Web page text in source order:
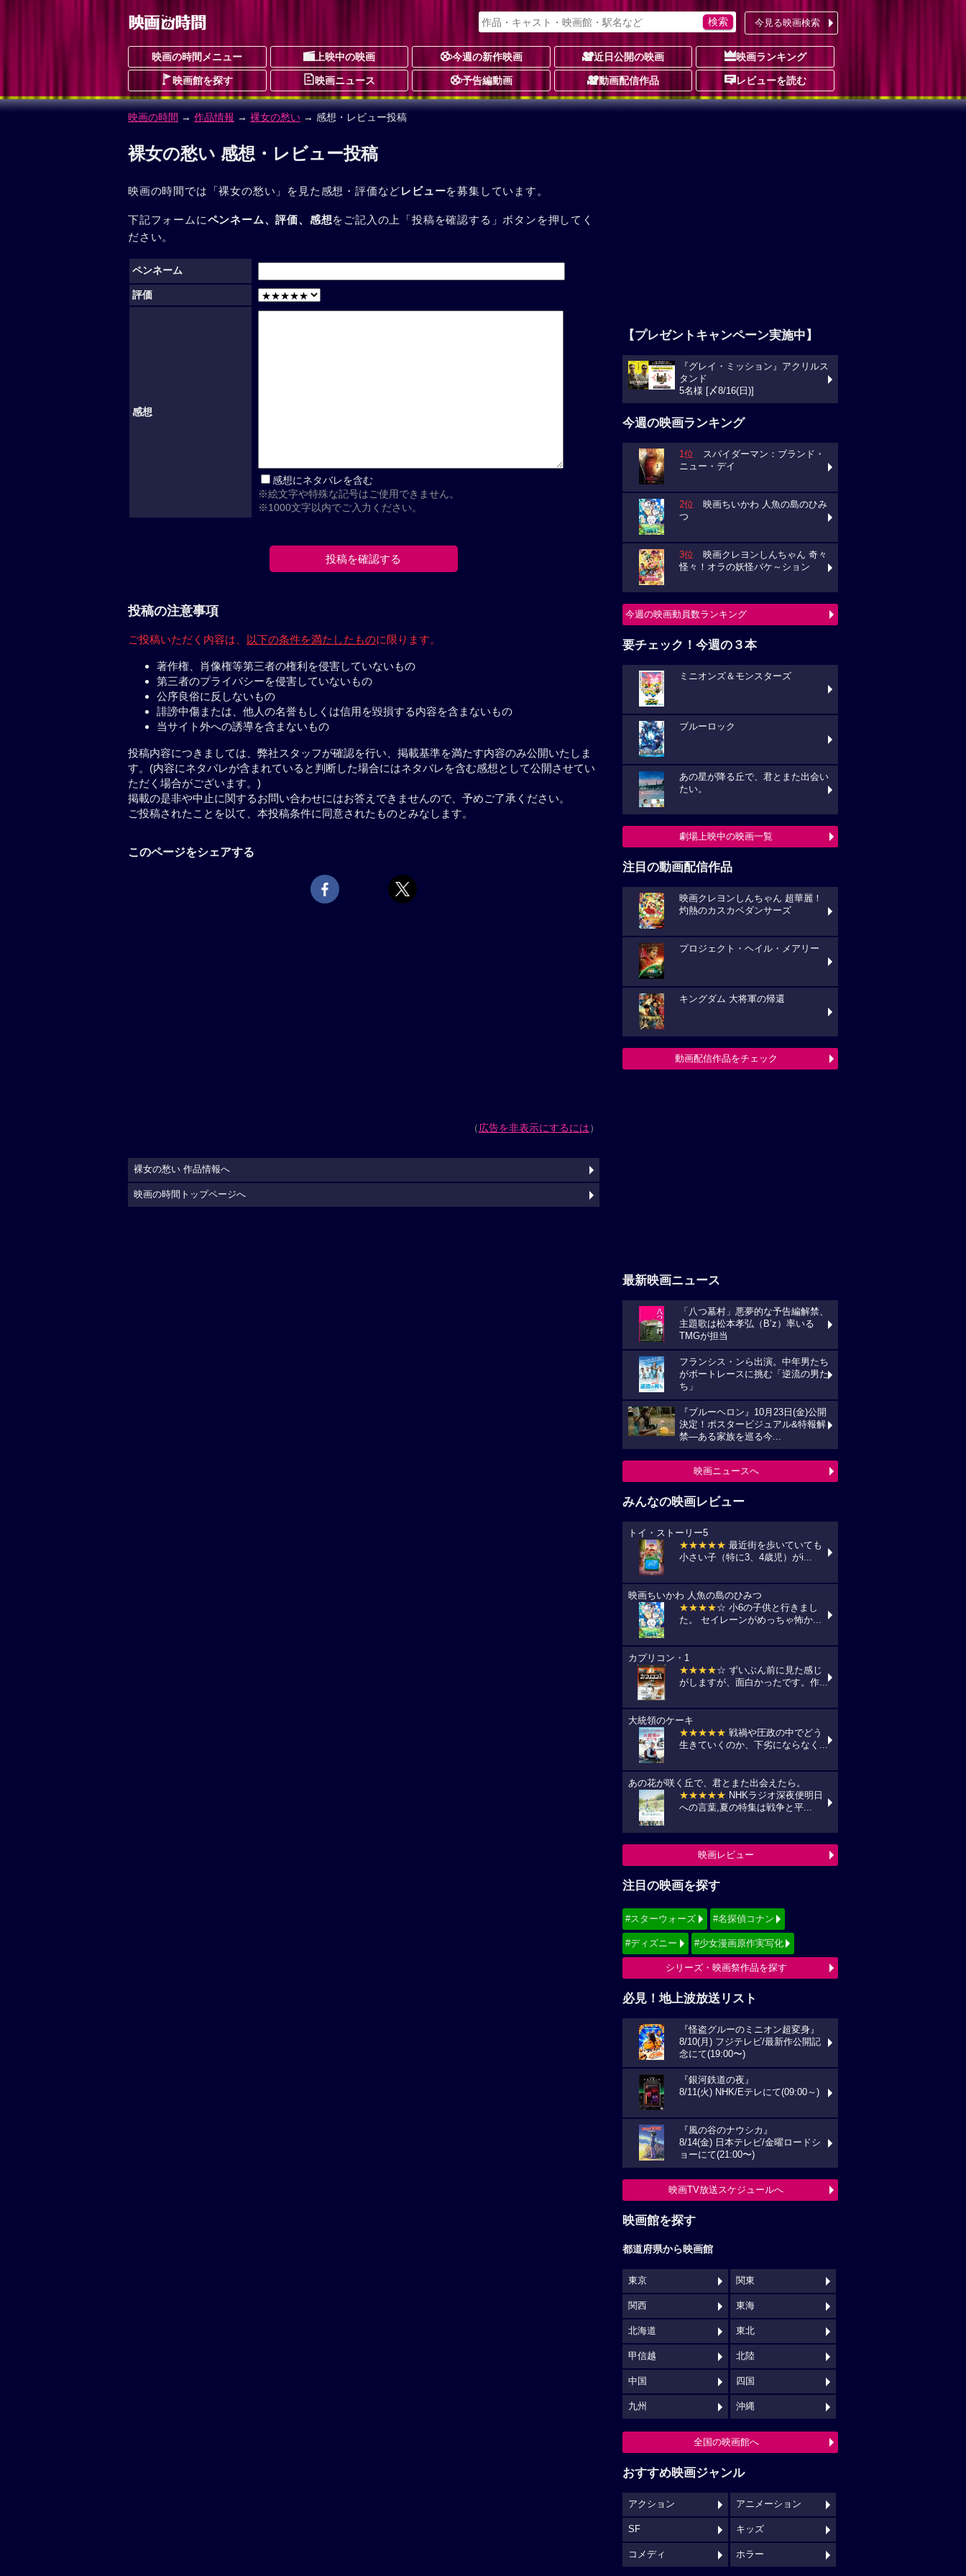
今見る映画検索
映画の時間メニュー 上映中の映画 今週の新作映画 近日公開の映画 映画ランキング
映画館を探す 映画ニュース 予告編動画 動画配信作品 レビューを読む
映画の時間 → 作品情報 → 裸女の愁い → 感想・レビュー投稿
裸女の愁い 感想・レビュー投稿
映画の時間では「裸女の愁い」を見た感想・評価などレビューを募集しています。
下記フォームにペンネーム、評価、感想をご記入の上「投稿を確認する」ボタンを押してく
ださい。
ペンネーム
評価
感想
感想にネタバレを含む
※絵文字や特殊な記号はご使用できません。
※1000文字以内でご入力ください。
投稿の注意事項
ご投稿いただく内容は、 以下の条件を満たしたものに限ります。
著作権、肖像権等第三者の権利を侵害していないもの
第三者のプライバシーを侵害していないもの
公序良俗に反しないもの
誹謗中傷または、他人の名誉もしくは信用を毀損する内容を含まないもの
当サイト外への誘導を含まないもの
投稿内容につきましては、弊社スタッフが確認を行い、掲載基準を満たす内容のみ公開いたしま
す。(内容にネタバレが含まれていると判断した場合にはネタバレを含む感想として公開させてい
ただく場合がございます。)
掲載の是非や中止に関するお問い合わせにはお答えできませんので、予めご了承ください。
ご投稿されたことを以て、本投稿条件に同意されたものとみなします。
このページをシェアする
（広告を非表示にするには）
【プレゼントキャンペーン実施中】
『グレイ・ミッション』アクリルス
タンド
5名様 [〆8/16(日)]
今週の映画ランキング
1位 スパイダーマン：ブランド・
ニュー・デイ
2位 映画ちいかわ 人魚の島のひみ
つ
3位 映画クレヨンしんちゃん 奇々
怪々！オラの妖怪バケ～ション
今週の映画動員数ランキング
要チェック！今週の３本
ミニオンズ＆モンスターズ
ブルーロック
あの星が降る丘で、君とまた出会い
たい。
劇場上映中の映画一覧
注目の動画配信作品
映画クレヨンしんちゃん 超華麗！
灼熱のカスカベダンサーズ
プロジェクト・ヘイル・メアリー
キングダム 大将軍の帰還
動画配信作品をチェック
最新映画ニュース
「八つ墓村」悪夢的な予告編解禁、
主題歌は松本孝弘（B’z）率いる
TMGが担当
フランシス・ンら出演。中年男たち
がボートレースに挑む「逆流の男た
ち」
『ブルーヘロン』10月23日(金)公開
決定！ポスタービジュアル&特報解
禁―ある家族を巡る今...
映画ニュースへ
みんなの映画レビュー
トイ・ストーリー5
★★★★★ 最近街を歩いていても
小さい子（特に3、4歳児）がi...
映画ちいかわ 人魚の島のひみつ
★★★★☆ 小6の子供と行きまし
た。 セイレーンがめっちゃ怖か...
カプリコン・1
★★★★☆ ずいぶん前に見た感じ
がしますが、面白かったです。作...
大統領のケーキ
★★★★★ 戦禍や圧政の中でどう
生きていくのか、下劣にならなく...
あの花が咲く丘で、君とまた出会えたら。
★★★★★ NHKラジオ深夜便明日
への言葉,夏の特集は戦争と平...
映画レビュー
注目の映画を探す
#スターウォーズ #名探偵コナン
#ディズニー #少女漫画原作実写化
シリーズ・映画祭作品を探す
必見！地上波放送リスト
『怪盗グルーのミニオン超変身』
8/10(月) フジテレビ/最新作公開記
念にて(19:00〜)
『銀河鉄道の夜』
8/11(火) NHK/Eテレにて(09:00～)
『風の谷のナウシカ』
8/14(金) 日本テレビ/金曜ロードシ
ョーにて(21:00〜)
映画TV放送スケジュールへ
映画館を探す
都道府県から映画館
東京 関東
関西 東海
北海道 東北
甲信越 北陸
中国 四国
九州 沖縄
全国の映画館へ
おすすめ映画ジャンル
アクション アニメーション
SF キッズ
コメディ ホラー
裸女の愁い 作品情報へ
映画の時間トップページへ